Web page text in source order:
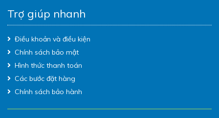
Trợ giúp nhanh
Điều khoản và điều kiện
Chính sách bảo mật
Hình thức thanh toán
Các bước đặt hàng
Chính sách bảo hành